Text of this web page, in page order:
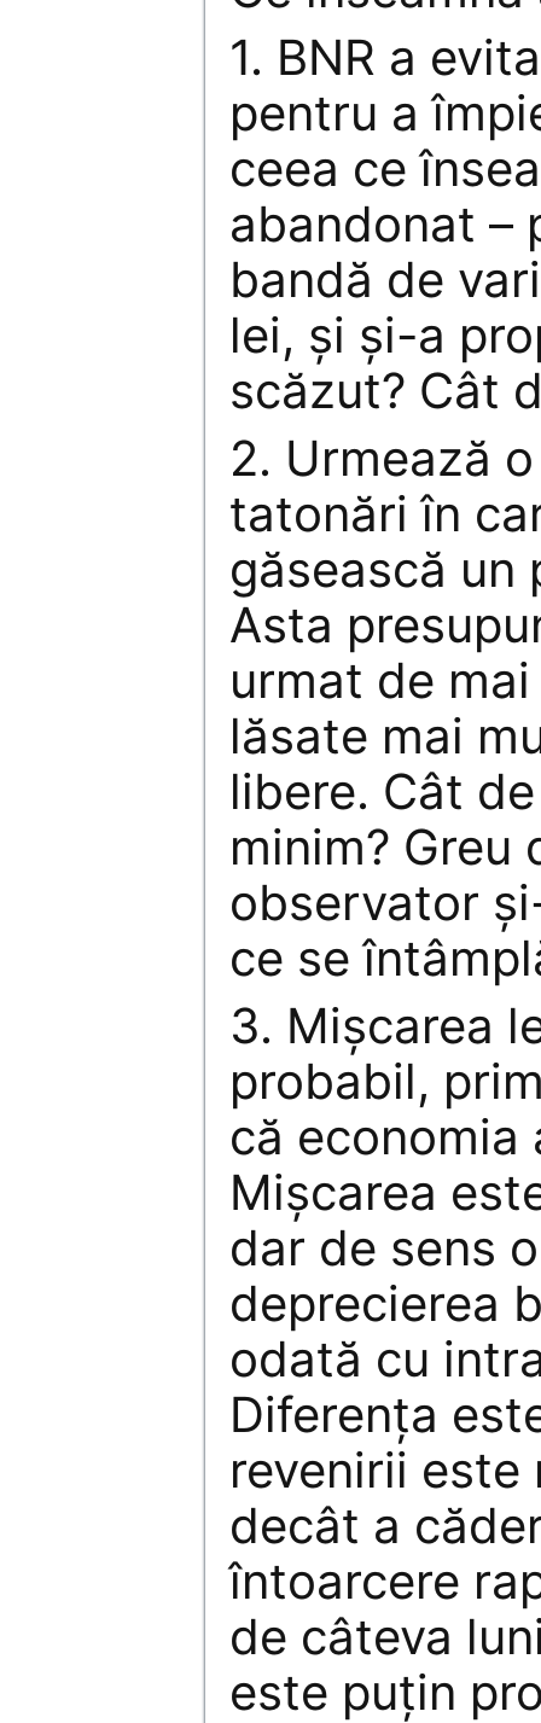
1. BNR a
pentru a
ceea ce
abandonat –
bandă de
lei, şi şi-a
scăzut? Cât
2. Urmează
tatonări în
găsească un
Asta
urmat de
lăsate mai
libere. Cât
minim? Greu
observator
ce se
3. Mişcarea
probabil,
că economia
Mişcarea
dar de sens
deprecierea
odată cu
Diferenţa
revenirii este
decât a
întoarcere
de câteva
este puţin